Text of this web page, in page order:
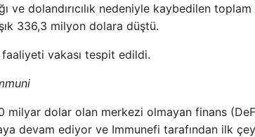
ve dolandırıcılık nedeniyle kaybedilen
336,3 milyon dolara düştü.
faaliyeti vakası tespit edildi.
dolar olan merkezi olmayan finans
devam ediyor ve Immunefi tarafından ilk